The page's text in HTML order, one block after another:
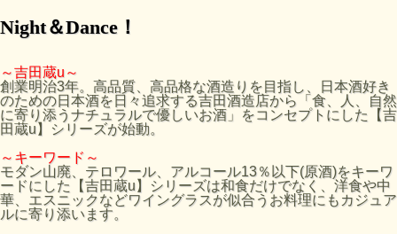
Night＆Dance！
～吉田蔵u～
創業明治3年。高品質、高品格な酒造りを目指し、日本酒好き
のための日本酒を日々追求する吉田酒造店から「食、人、自然
に寄り添うナチュラルで優しいお酒」をコンセプトにした【吉
田蔵u】シリーズが始動。
～キーワード～
モダン山廃、テロワール、アルコール13％以下(原酒)をキーワ
ードにした【吉田蔵u】シリーズは和食だけでなく、洋食や中
華、エスニックなどワイングラスが似合うお料理にもカジュア
ルに寄り添います。